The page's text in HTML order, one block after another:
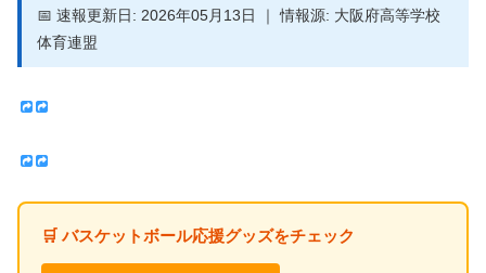
📅 速報更新日: 2026年05月13日 ｜ 情報源: 大阪府高等学校
体育連盟
🛒 バスケットボール応援グッズをチェック